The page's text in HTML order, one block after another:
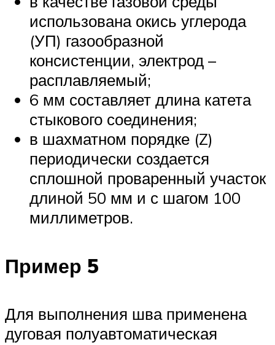
использована окись углерода
(УП) газообразной
консистенции, электрод –
расплавляемый;
6 мм составляет длина катета
стыкового соединения;
в шахматном порядке (Z)
периодически создается
сплошной проваренный участок
длиной 50 мм и с шагом 100
миллиметров.
Пример 5
Для выполнения шва применена
дуговая полуавтоматическая